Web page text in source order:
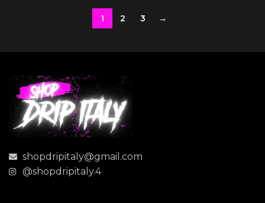
1 2 3 →
shopdripitaly@gmail.com
@shopdripitaly.4